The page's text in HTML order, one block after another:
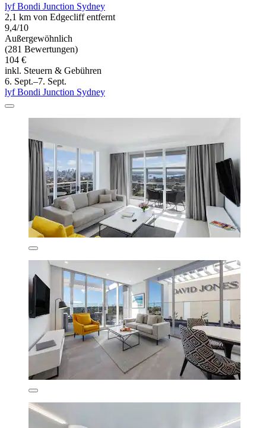
lyf Bondi Junction Sydney
2,1 km von Edgecliff entfernt
9,4/10
Außergewöhnlich
(281 Bewertungen)
104 €
inkl. Steuern & Gebühren
6. Sept.–7. Sept.
lyf Bondi Junction Sydney